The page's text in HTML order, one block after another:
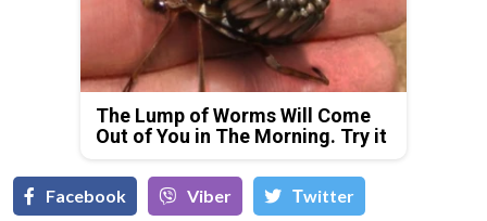
The Lump of Worms Will Come
Out of You in The Morning. Try it
Facebook Viber Тwitter